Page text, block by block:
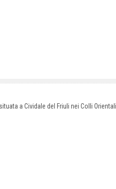
a Cividale del Friuli nei Colli